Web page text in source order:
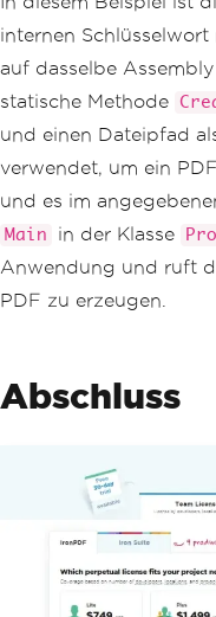
tmlContent
}
internen
auf dasselbe
statische Methode
und einen Dateipfad
verwendet, um ein
und es im
Main in der Klasse
Anwendung und ruft
PDF zu erzeugen.
Abschluss